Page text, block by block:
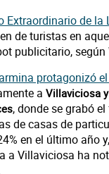
Extraordinario de la
de turistas en
publicitario, según
protagonizó
a Villaviciosa
, donde se grabó
de casas de
en el último año
a Villaviciosa ha